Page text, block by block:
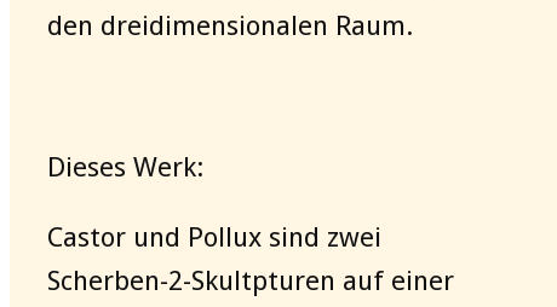
den dreidimensionalen Raum.
Dieses Werk:
Castor und Pollux sind zwei
Scherben-2-Skultpturen auf einer